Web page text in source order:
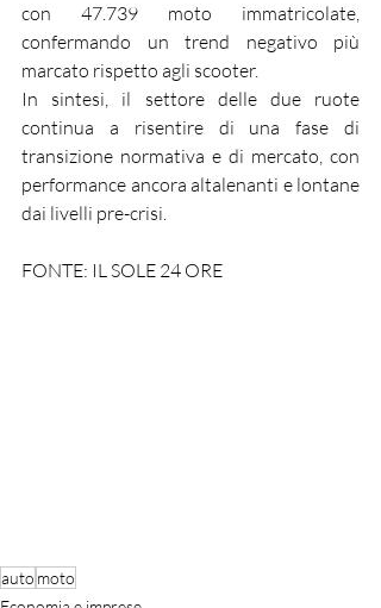
con 47.739 moto immatricolate,
confermando un trend negativo più
marcato rispetto agli scooter.
In sintesi, il settore delle due ruote
continua a risentire di una fase di
transizione normativa e di mercato, con
performance ancora altalenanti e lontane
dai livelli pre-crisi.
FONTE: IL SOLE 24 ORE
auto moto